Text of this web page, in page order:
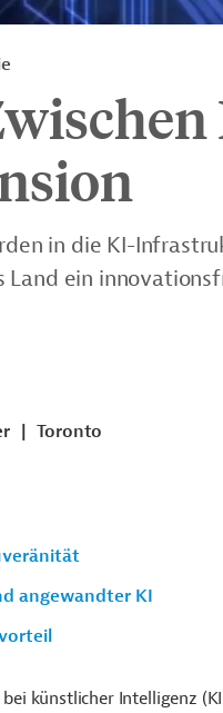
in die KI-
ein
Toronto
angewandter KI
künstlicher Intelligenz